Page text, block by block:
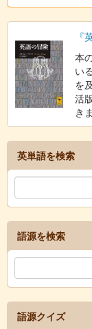
『
本
い
を
活
き
英単語を検索
語源を検索
語源クイズ